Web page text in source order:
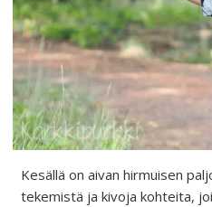
Kesällä on aivan hirmuisen
tekemistä ja kivoja kohteita,